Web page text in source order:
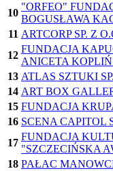
10
"ORFEO"
BOGUSŁAWA
11 ARTCORP SP. Z
12
FUNDACJA
ANICETA
13 ATLAS SZTUKI
14 ART BOX
15 FUNDACJA
16 SCENA CAPITOL
17
FUNDACJA
"SZCZECIŃSKA
18 PAŁAC